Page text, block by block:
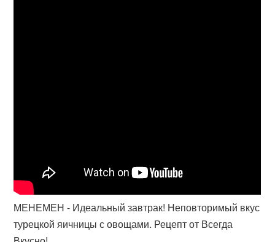
МЕНЕМЕН - Идеальный завтрак! Неповторимый вкус
турецкой яичницы с овощами. Рецепт от Всегда